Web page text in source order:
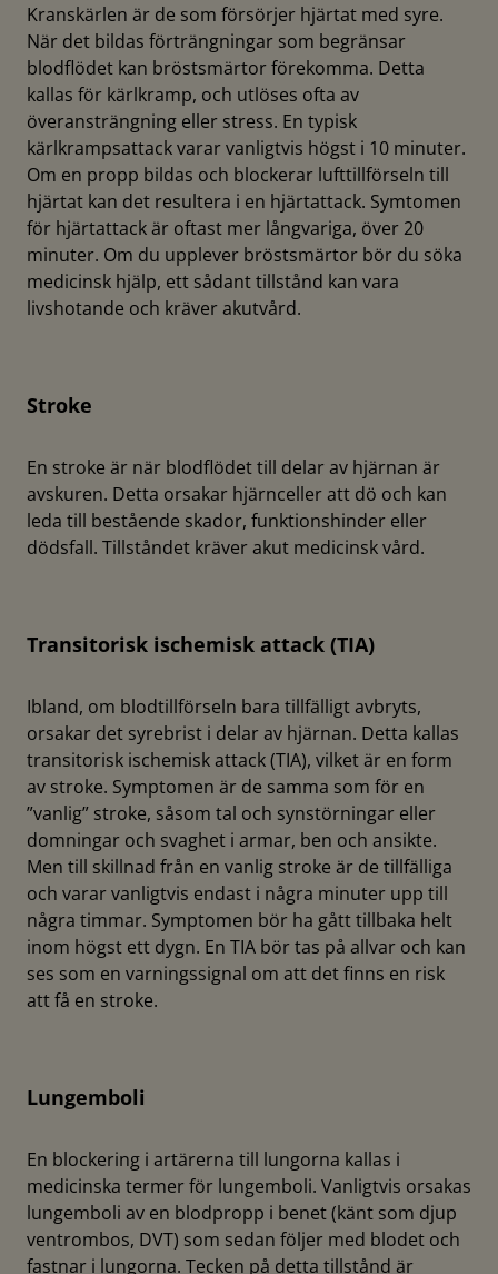
Kranskärlen är de som försörjer hjärtat med syre.
När det bildas förträngningar som begränsar
blodflödet kan bröstsmärtor förekomma. Detta
kallas för kärlkramp, och utlöses ofta av
överansträngning eller stress. En typisk
kärlkrampsattack varar vanligtvis högst i 10 minuter.
Om en propp bildas och blockerar lufttillförseln till
hjärtat kan det resultera i en hjärtattack. Symtomen
för hjärtattack är oftast mer långvariga, över 20
minuter. Om du upplever bröstsmärtor bör du söka
medicinsk hjälp, ett sådant tillstånd kan vara
livshotande och kräver akutvård.
Stroke
En stroke är när blodflödet till delar av hjärnan är
avskuren. Detta orsakar hjärnceller att dö och kan
leda till bestående skador, funktionshinder eller
dödsfall. Tillståndet kräver akut medicinsk vård.
Transitorisk ischemisk attack (TIA)
Ibland, om blodtillförseln bara tillfälligt avbryts,
orsakar det syrebrist i delar av hjärnan. Detta kallas
transitorisk ischemisk attack (TIA), vilket är en form
av stroke. Symptomen är de samma som för en
”vanlig” stroke, såsom tal och synstörningar eller
domningar och svaghet i armar, ben och ansikte.
Men till skillnad från en vanlig stroke är de tillfälliga
och varar vanligtvis endast i några minuter upp till
några timmar. Symptomen bör ha gått tillbaka helt
inom högst ett dygn. En TIA bör tas på allvar och kan
ses som en varningssignal om att det finns en risk
att få en stroke.
Lungemboli
En blockering i artärerna till lungorna kallas i
medicinska termer för lungemboli. Vanligtvis orsakas
lungemboli av en blodpropp i benet (känt som djup
ventrombos, DVT) som sedan följer med blodet och
fastnar i lungorna. Tecken på detta tillstånd är